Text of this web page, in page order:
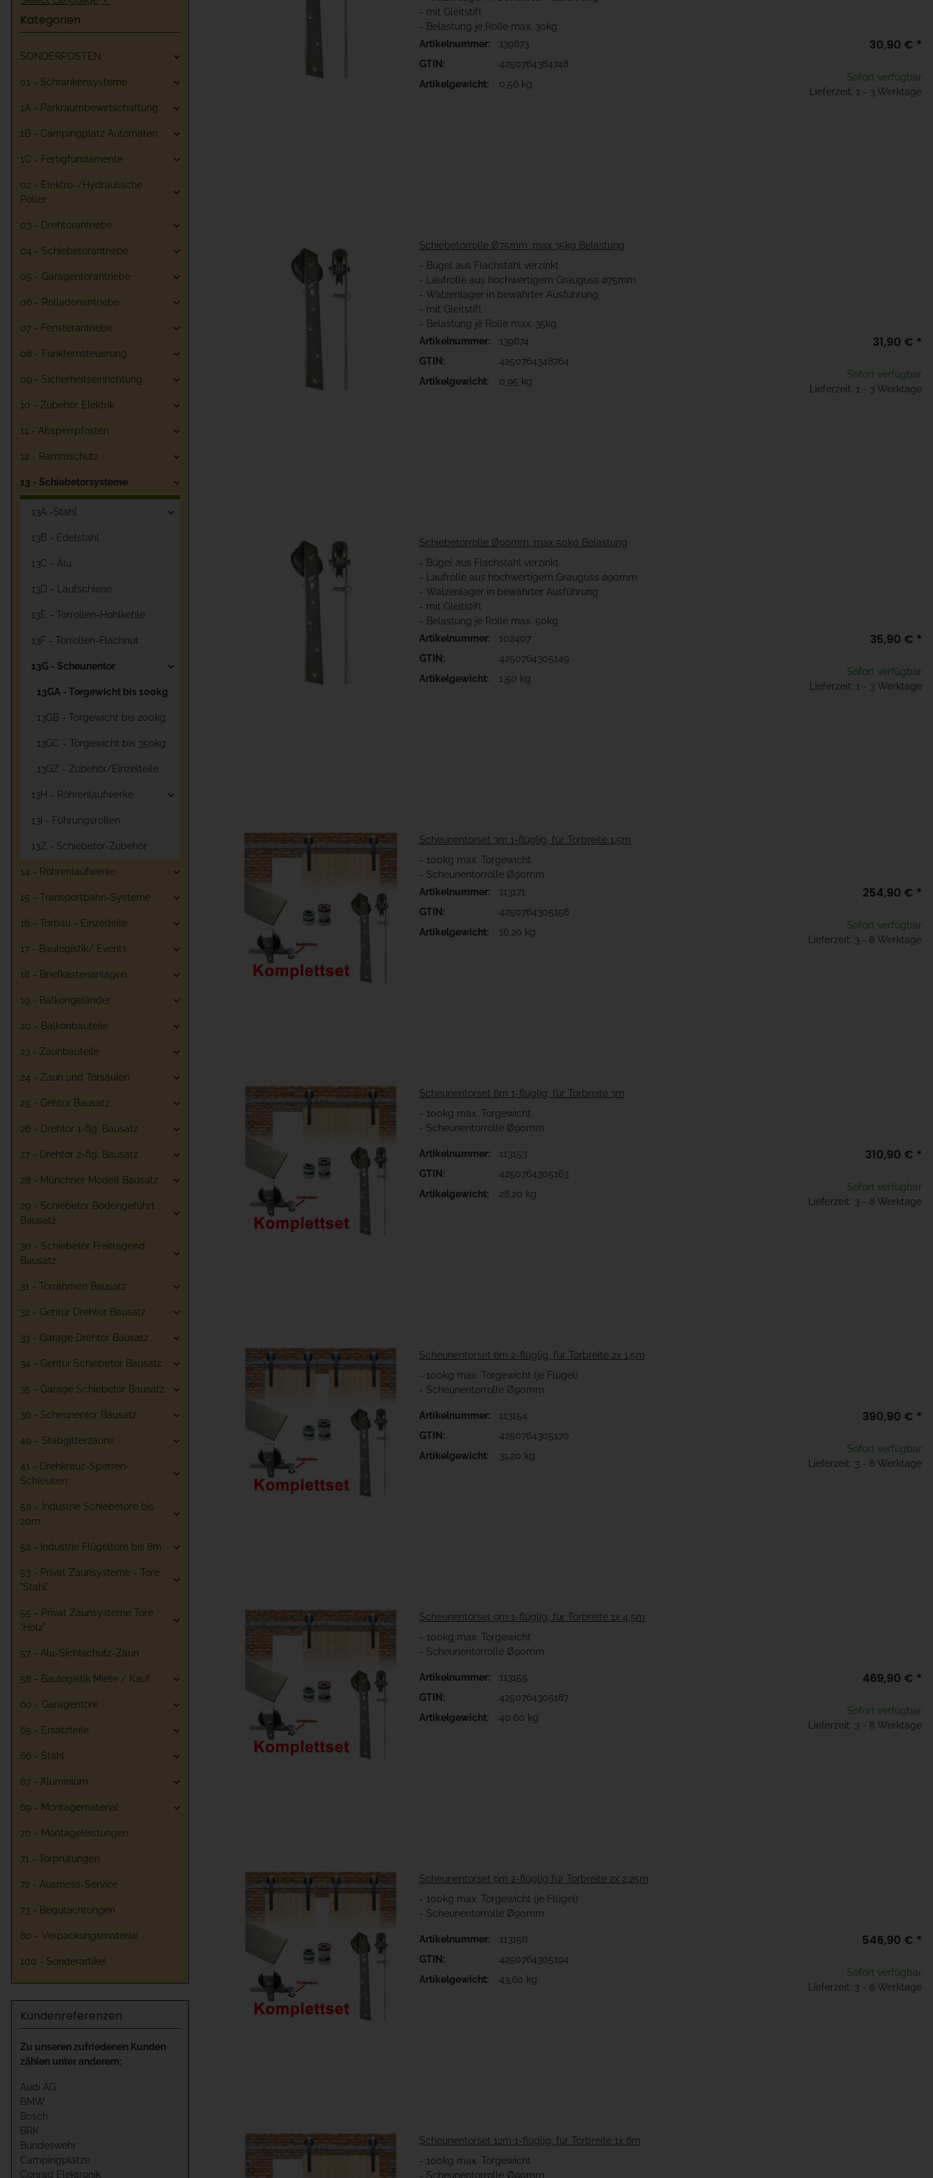
- mit Gleitstift
- Belastung je Rolle max. 30kg
Artikelnummer:
139673
GTIN:
4250764384748
Artikelgewicht:
0,56 kg
30,90 € *
Sofort verfügbar
Lieferzeit: 1 - 3 Werktage
Schiebetorrolle Ø75mm, max 35kg Belastung
- Bügel aus Flachstahl verzinkt
- Laufrolle aus hochwertigem Grauguss ø75mm
- Walzenlager in bewährter Ausführung
- mit Gleitstift
- Belastung je Rolle max. 35kg
Artikelnummer:
139674
GTIN:
4250764348764
Artikelgewicht:
0,95 kg
31,90 € *
Sofort verfügbar
Lieferzeit: 1 - 3 Werktage
Schiebetorrolle Ø90mm, max 50kg Belastung
- Bügel aus Flachstahl verzinkt
- Laufrolle aus hochwertigem Grauguss ø90mm
- Walzenlager in bewährter Ausführung
- mit Gleitstift
- Belastung je Rolle max. 50kg
Artikelnummer:
102407
GTIN:
4250764305149
Artikelgewicht:
1,50 kg
35,90 € *
Sofort verfügbar
Lieferzeit: 1 - 3 Werktage
Scheunentorset 3m 1-flüglig, für Torbreite 1,5m
- 100kg max. Torgewicht
- Scheunentorrolle Ø90mm
Artikelnummer:
113171
GTIN:
4250764305156
Artikelgewicht:
16,20 kg
254,90 € *
Sofort verfügbar
Lieferzeit: 3 - 8 Werktage
Scheunentorset 6m 1-flüglig, für Torbreite 3m
- 100kg max. Torgewicht
- Scheunentorrolle Ø90mm
Artikelnummer:
113153
GTIN:
4250764305163
Artikelgewicht:
28,20 kg
310,90 € *
Sofort verfügbar
Lieferzeit: 3 - 8 Werktage
Scheunentorset 6m 2-flüglig, für Torbreite 2x 1,5m
- 100kg max. Torgewicht (je Flügel)
- Scheunentorrolle Ø90mm
Artikelnummer:
113154
GTIN:
4250764305170
Artikelgewicht:
31,20 kg
390,90 € *
Sofort verfügbar
Lieferzeit: 3 - 8 Werktage
Scheunentorset 9m 1-flüglig, für Torbreite 1x 4,5m
- 100kg max. Torgewicht
- Scheunentorrolle Ø90mm
Artikelnummer:
113155
GTIN:
4250764305187
Artikelgewicht:
40,60 kg
469,90 € *
Sofort verfügbar
Lieferzeit: 3 - 8 Werktage
Scheunentorset 9m 2-flüglig für Torbreite 2x 2,25m
- 100kg max. Torgewicht (je Flügel)
- Scheunentorrolle Ø90mm
Artikelnummer:
113156
GTIN:
4250764305194
Artikelgewicht:
43,60 kg
546,90 € *
Sofort verfügbar
Lieferzeit: 3 - 8 Werktage
Scheunentorset 12m 1-flüglig, für Torbreite 1x 6m
- 100kg max. Torgewicht
- Scheunentorrolle Ø90mm
Kategorien
SONDERPOSTEN
01 - Schrankensysteme
1A - Parkraumbewirtschaftung
1B - Campingplatz Automaten
1C - Fertigfundamente
02 - Elektro-/Hydraulische
Poller
03 - Drehtorantriebe
04 - Schiebetorantriebe
05 - Garagentorantriebe
06 - Rolladenantriebe
07 - Fensterantriebe
08 - Funkfernsteuerung
09 - Sicherheitseinrichtung
10 - Zubehör Elektrik
11 - Absperrpfosten
12 - Rammschutz
13 - Schiebetorsysteme
13A -Stahl
13B - Edelstahl
13C - Alu
13D - Laufschiene
13E - Torrollen-Hohlkehle
13F - Torrollen-Flachnut
13G - Scheunentor
13GA - Torgewicht bis 100kg
13GB - Torgewicht bis 200kg
13GC - Torgewicht bis 350kg
13GZ - Zubehör/Einzelteile
13H - Röhrenlaufwerke
13I - Führungsrollen
13Z - Schiebetor-Zubehör
14 - Röhrenlaufwerke
15 - Transportbahn-Systeme
16 - Torbau - Einzelteile
17 - Baulogistik/ Events
18 - Briefkästenanlagen
19 - Balkongeländer
20 - Balkonbauteile
23 - Zaunbauteile
24 - Zaun und Torsäulen
25 - Gehtür Bausatz
26 - Drehtor 1-flg. Bausatz
27 - Drehtor 2-flg. Bausatz
28 - Münchner Modell Bausatz
29 - Schiebetor Bodengeführt
Bausatz
30 - Schiebetor Freitragend
Bausatz
31 - Torrahmen Bausatz
32 - Gehtür Drehtor Bausatz
33 - Garage Drehtor Bausatz
34 - Gehtür Schiebetor Bausatz
35 - Garage Schiebetor Bausatz
36 - Scheunentor Bausatz
40 - Stabgitterzäune
41 - Drehkreuz-Sperren-
Schleusen
50 - Industrie Schiebetore bis
20m
52 - Industrie Flügeltore bis 8m
53 - Privat Zaunsysteme - Tore
"Stahl"
55 - Privat Zaunsysteme Tore
"Holz"
57 - Alu-Sichtschutz-Zaun
58 - Baulogistik Miete / Kauf
60 - Garagentore
65 - Ersatzteile
66 - Stahl
67 - Aluminium
69 - Montagematerial
70 - Montageleistungen
71 - Torprüfungen
72 - Ausmess-Service
73 - Begutachtungen
80 - Verpackungsmaterial
100 - Sonderartikel
Kundenreferenzen
Zu unseren zufriedenen Kunden
zählen unter anderem:
Audi AG
BMW
Bosch
BRK
Bundeswehr
Campingplätze
Conrad Elektronik